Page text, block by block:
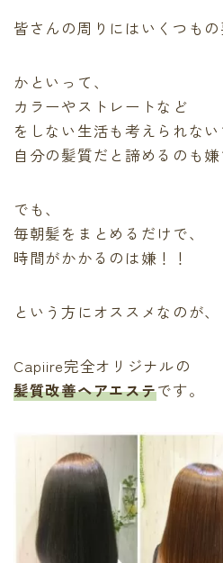
皆さんの周りにはいくつもの
かといって、
カラーやストレートなど
をしない生活も考えられない
自分の髪質だと諦めるのも嫌
でも、
毎朝髪をまとめるだけで、
時間がかかるのは嫌！！
という方にオススメなのが、
Capiire完全オリジナルの
髪質改善ヘアエステです。